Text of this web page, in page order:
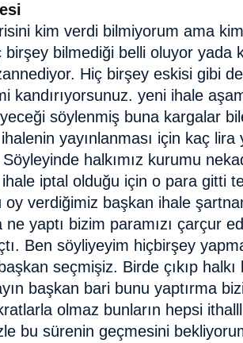
kim verdi bilmiyorum ama
birşey bilmediği belli oluyor yada
Hiç birşey eskisi gibi
kandırıyorsunuz. yeni ihale
söylenmiş buna kargalar
yayınlanması için kaç lira
halkımız kurumu
iptal olduğu için o para gitti
verdiğimiz başkan ihale
ne yaptı bizim paramızı çarçur
Ben söyliyeyim hiçbirşey
seçmişiz. Birde çıkıp halkı
başkan bari bunu yaptırma
olmaz bunların hepsi
bu sürenin geçmesini